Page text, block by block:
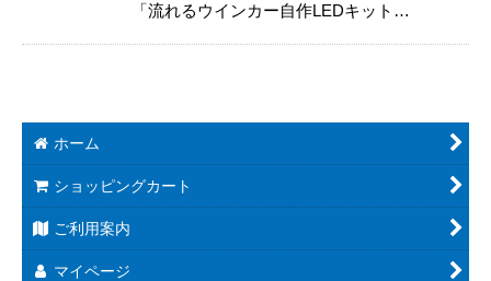
「流れるウインカー自作LEDキット…
ホーム
ショッピングカート
ご利用案内
マイページ